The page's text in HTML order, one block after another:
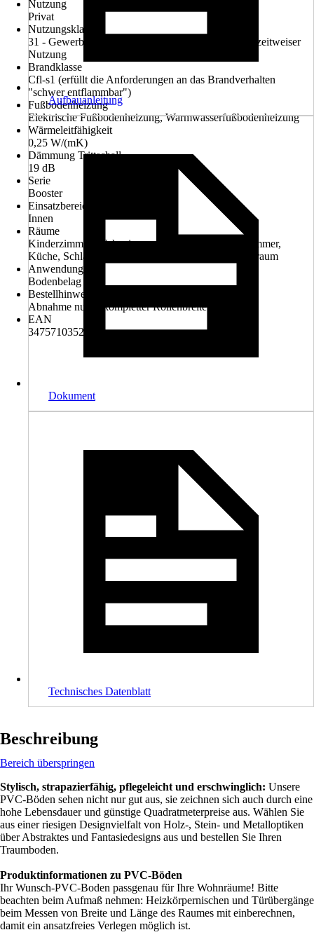
Nutzung
Privat
Nutzungsklasse
31 - Gewerbliche/Objektbereiche mit geringer oder zeitweiser
Nutzung
Brandklasse
Cfl-s1 (erfüllt die Anforderungen an das Brandverhalten
"schwer entflammbar")
Fußbodenheizung
Elektrische Fußbodenheizung, Warmwasserfußbodenheizung
Wärmeleitfähigkeit
0,25 W/(mK)
Dämmung Trittschall
19 dB
Serie
Booster
Einsatzbereich
Innen
Räume
Kinderzimmer, Wohnzimmer, Arbeitszimmer, Esszimmer,
Küche, Schlafzimmer, Flur / Diele, Hauswirtschaftsraum
Anwendung
Bodenbelag
Bestellhinweis
Abnahme nur in kompletter Rollenbreite möglich!
EAN
3475710352928
Aufbauanleitung
Dokument
Technisches Datenblatt
Beschreibung
Bereich überspringen
Stylisch, strapazierfähig, pflegeleicht und erschwinglich: Unsere
PVC-Böden sehen nicht nur gut aus, sie zeichnen sich auch durch eine
hohe Lebensdauer und günstige Quadratmeterpreise aus. Wählen Sie
aus einer riesigen Designvielfalt von Holz-, Stein- und Metalloptiken
über Abstraktes und Fantasiedesigns aus und bestellen Sie Ihren
Traumboden.
Produktinformationen zu PVC-Böden
Ihr Wunsch-PVC-Boden passgenau für Ihre Wohnräume! Bitte
beachten beim Aufmaß nehmen: Heizkörpernischen und Türübergänge
beim Messen von Breite und Länge des Raumes mit einberechnen,
damit ein ansatzfreies Verlegen möglich ist.